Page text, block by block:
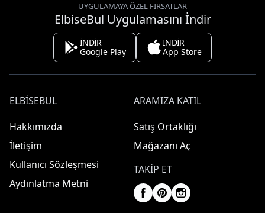
UYGULAMAYA ÖZEL FIRSATLAR
ElbiseBul Uygulamasını İndir
İNDİR
Google Play
İNDİR
App Store
ELBISEBUL
Hakkımızda
İletişim
Kullanıcı Sözleşmesi
Aydınlatma Metni
ARAMIZA KATIL
Satış Ortaklığı
Mağazanı Aç
TAKIP ET